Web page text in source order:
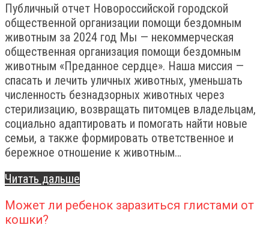
Публичный отчет Новороссийской городской
общественной организации помощи бездомным
животным за 2024 год Мы — некоммерческая
общественная организация помощи бездомным
животным «Преданное сердце». Наша миссия —
спасать и лечить уличных животных, уменьшать
численность безнадзорных животных через
стерилизацию, возвращать питомцев владельцам,
социально адаптировать и помогать найти новые
семьи, а также формировать ответственное и
бережное отношение к животным…
Читать дальше
Может ли ребенок заразиться глистами от
кошки?